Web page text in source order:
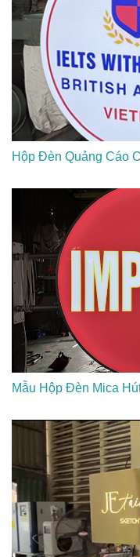
Hộp Đèn Quảng Cáo
Mẫu Hộp Đèn Mica